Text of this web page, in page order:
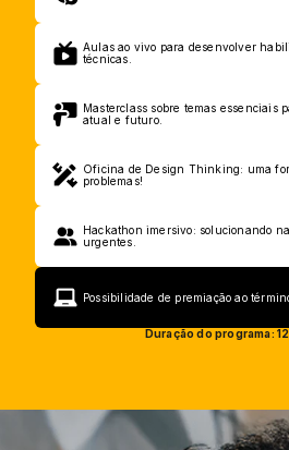
Aulas ao vivo para desenvolver
técnicas.
Masterclass sobre temas essenciais
atual e futuro.
Oficina de Design Thinking: uma
problemas!
Hackathon imersivo: solucionando
urgentes.
Possibilidade de premiação ao
Duração do programa: